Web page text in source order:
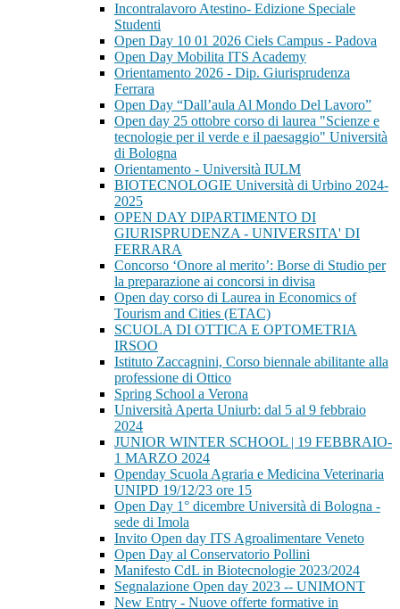
Incontralavoro Atestino- Edizione Speciale
Studenti
Open Day 10 01 2026 Ciels Campus - Padova
Open Day Mobilita ITS Academy
Orientamento 2026 - Dip. Giurisprudenza
Ferrara
Open Day “Dall’aula Al Mondo Del Lavoro”
Open day 25 ottobre corso di laurea "Scienze e
tecnologie per il verde e il paesaggio" Università
di Bologna
Orientamento - Università IULM
BIOTECNOLOGIE Università di Urbino 2024-
2025
OPEN DAY DIPARTIMENTO DI
GIURISPRUDENZA - UNIVERSITA' DI
FERRARA
Concorso ‘Onore al merito’: Borse di Studio per
la preparazione ai concorsi in divisa
Open day corso di Laurea in Economics of
Tourism and Cities (ETAC)
SCUOLA DI OTTICA E OPTOMETRIA
IRSOO
Istituto Zaccagnini, Corso biennale abilitante alla
professione di Ottico
Spring School a Verona
Università Aperta Uniurb: dal 5 al 9 febbraio
2024
JUNIOR WINTER SCHOOL | 19 FEBBRAIO-
1 MARZO 2024
Openday Scuola Agraria e Medicina Veterinaria
UNIPD 19/12/23 ore 15
Open Day 1° dicembre Università di Bologna -
sede di Imola
Invito Open day ITS Agroalimentare Veneto
Open Day al Conservatorio Pollini
Manifesto CdL in Biotecnologie 2023/2024
Segnalazione Open day 2023 -- UNIMONT
New Entry - Nuove offerte formative in